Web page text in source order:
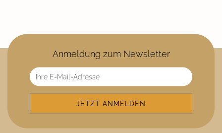
Anmeldung zum Newsletter